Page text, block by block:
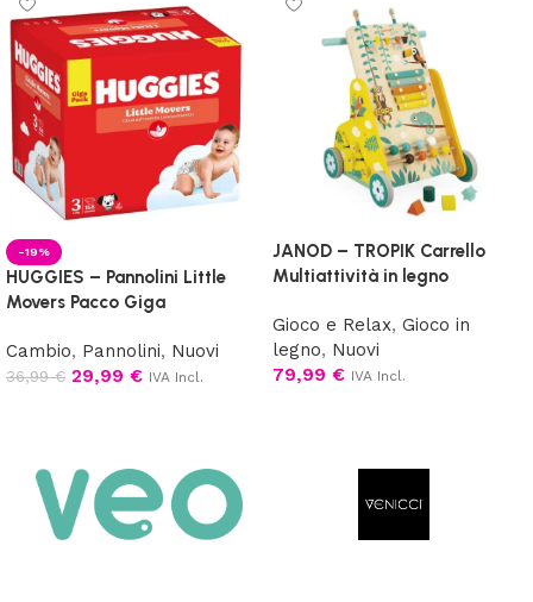
-19%
HUGGIES – Pannolini Little
Movers Pacco Giga
Cambio, Pannolini, Nuovi
36,99€ 29,99 € IVA Incl.
JANOD – TROPIK Carrello
Multiattività in legno
Gioco e Relax, Gioco in
legno, Nuovi
79,99 € IVA Incl.